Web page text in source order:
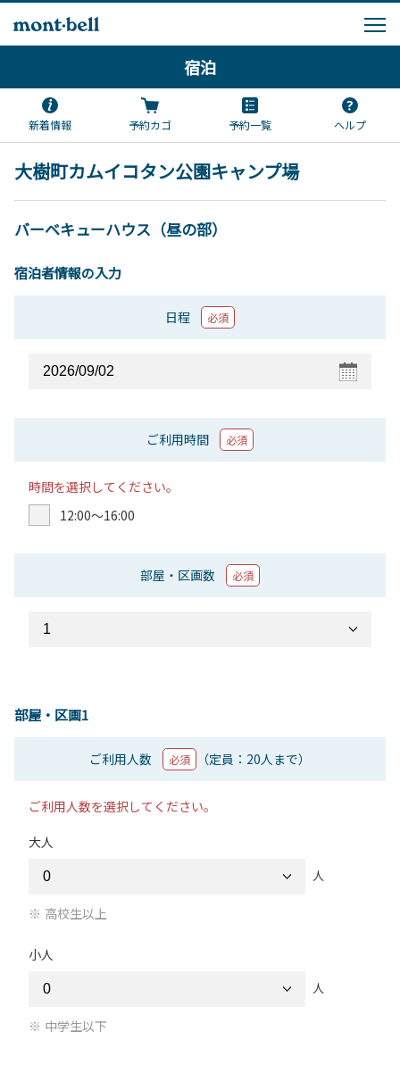
宿泊
新着情報 予約カゴ 予約一覧 ヘルプ
大樹町カムイコタン公園キャンプ場
バーベキューハウス（昼の部）
宿泊者情報の入力
日程 必須
ご利用時間 必須
時間を選択してください。
12:00〜16:00
部屋・区画数 必須
部屋・区画1
ご利用人数 必須 （定員：20人まで）
ご利用人数を選択してください。
大人
人
高校生以上
小人
人
中学生以下